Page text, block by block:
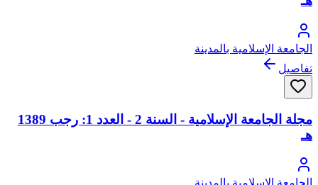
الجامعة الإسلامية بالمدينة
تفاصيل
مجلة الجامعة الإسلامية - السنة 2 - العدد 1: رجب 1389
هـ